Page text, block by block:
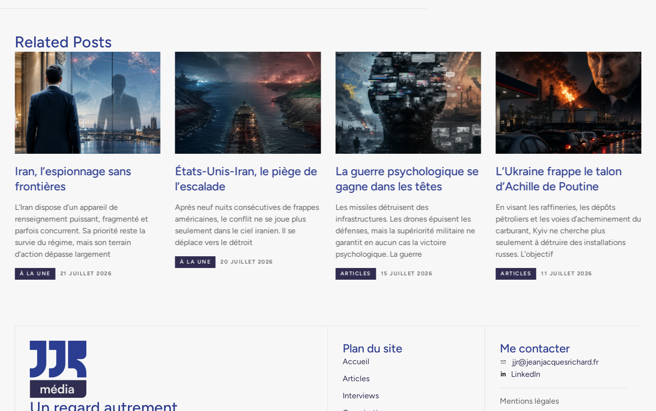
Related Posts
Iran, l’espionnage sans
frontières
L’Iran dispose d’un appareil de
renseignement puissant, fragmenté et
parfois concurrent. Sa priorité reste la
survie du régime, mais son terrain
d’action dépasse largement
21 JUILLET 2026
À LA UNE
États-Unis-Iran, le piège de
l’escalade
Après neuf nuits consécutives de frappes
américaines, le conflit ne se joue plus
seulement dans le ciel iranien. Il se
déplace vers le détroit
20 JUILLET 2026
À LA UNE
La guerre psychologique se
gagne dans les têtes
Les missiles détruisent des
infrastructures. Les drones épuisent les
défenses, mais la supériorité militaire ne
garantit en aucun cas la victoire
psychologique. La guerre
15 JUILLET 2026
ARTICLES
L’Ukraine frappe le talon
d’Achille de Poutine
En visant les raffineries, les dépôts
pétroliers et les voies d’acheminement du
carburant, Kyiv ne cherche plus
seulement à détruire des installations
russes. L’objectif
11 JUILLET 2026
ARTICLES
Plan du site
Accueil
Articles
Interviews
Me contacter
jjr@jeanjacquesrichard.fr
LinkedIn
Mentions légales